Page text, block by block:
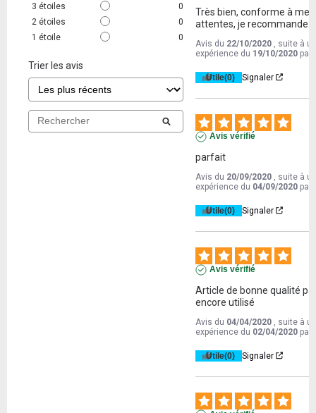
3 étoiles
0
2 étoiles
0
1 étoile 0
Trier les avis
Très bien, conforme à mes
attentes, je recommande !
Avis du 22/10/2020
, suite à
expérience du 19/10/2020 par
Utile(0) Signaler
Avis vérifié
parfait
Avis du 20/09/2020
, suite à
expérience du 04/09/2020 par
Utile(0) Signaler
Avis vérifié
Article de bonne qualité
encore utilisé
Avis du 04/04/2020
, suite à
expérience du 02/04/2020 par
Utile(0) Signaler